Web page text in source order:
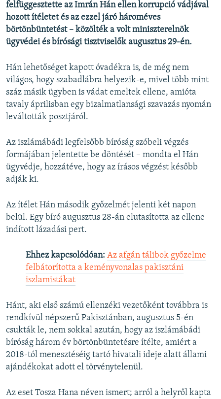
Valamennyi RFE/RL weboldal
felfüggesztette az Imrán Hán ellen korrupció vádjával
hozott ítéletet és az ezzel járó hároméves
börtönbüntetést – közölték a volt miniszterelnök
ügyvédei és bírósági tisztviselők augusztus 29-én.
Hán lehetőséget kapott óvadékra is, de még nem
világos, hogy szabadlábra helyezik-e, mivel több mint
száz másik ügyben is vádat emeltek ellene, amióta
tavaly áprilisban egy bizalmatlansági szavazás nyomán
leváltották posztjáról.
Az iszlámábádi legfelsőbb bíróság szóbeli végzés
formájában jelentette be döntését – mondta el Hán
ügyvédje, hozzátéve, hogy az írásos végzést később
adják ki.
Az ítélet Hán második győzelmét jelenti két napon
belül. Egy bíró augusztus 28-án elutasította az ellene
indított lázadási pert.
Ehhez kapcsolódóan: Az afgán tálibok győzelme
felbátorította a keményvonalas pakisztáni
iszlamistákat
Hánt, aki első számú ellenzéki vezetőként továbbra is
rendkívül népszerű Pakisztánban, augusztus 5-én
csukták le, nem sokkal azután, hogy az iszlámábádi
bíróság három év börtönbüntetésre ítélte, amiért a
2018-tól menesztéséig tartó hivatali ideje alatt állami
ajándékokat adott el törvénytelenül.
Az eset Tosza Hana néven ismert; arról a helyről kapta